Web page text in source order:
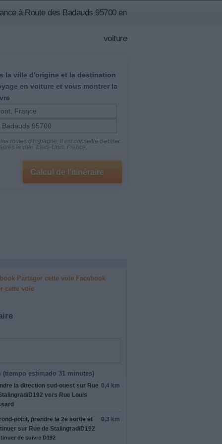
à Route des Badauds 95700 en
voiture
la ville d'origine et la destination
en voiture et vous montrer la
routes d'Espagne, il est conseillé d'entrer
la ville: États-Unis, France,
Facebook
cette voie
(tiempo estimado 31 minutes)
la direction sud-ouest sur Rue
/D192 vers Rue Louis
0,4 km
point, prendre la 2e sortie et
sur Rue de Stalingrad/D192
de suivre D192
0,3 km